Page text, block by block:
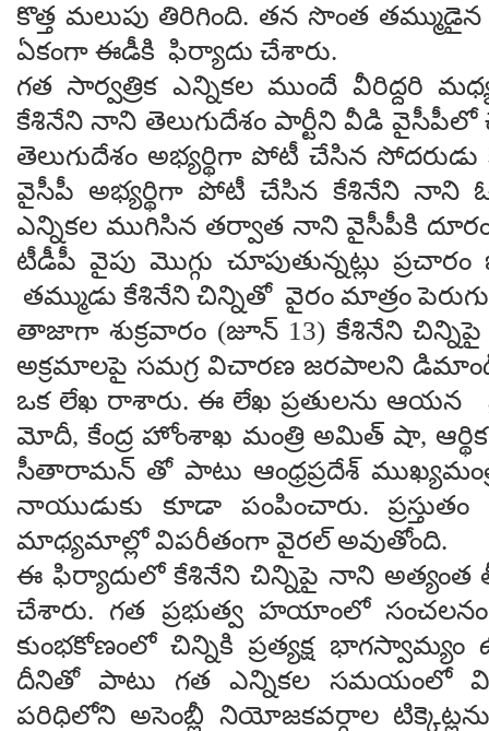
కొత్త మలుపు తిరిగింది. తన సొంత
ఏకంగా ఈడీకి ఫిర్యాదు చేశారు.
గత సార్వత్రిక ఎన్నికల ముందే వీరిద్దరి
కేశినేని నాని తెలుగుదేశం పార్టీని వీడి వైసీపీలో
తెలుగుదేశం అభ్యర్థిగా పోటీ చేసిన
వైసీపీ అభ్యర్థిగా పోటీ చేసిన కేశినేని నాని
ఎన్నికల ముగిసిన తర్వాత నాని వైసీపీకి
టీడీపీ వైపు మొగ్గు చూపుతున్నట్లు ప్రచారం
తమ్ముడు కేశినేని చిన్నితో వైరం మాత్రం
తాజాగా శుక్రవారం (జూన్ 13) కేశినేని
అక్రమాలపై సమగ్ర విచారణ జరపాలని
ఒక లేఖ రాశారు. ఈ లేఖ ప్రతులను ఆయన
మోదీ, కేంద్ర హోంశాఖ మంత్రి అమిత్ షా,
సీతారామన్ తో పాటు ఆంధ్రప్రదేశ్
నాయుడుకు కూడా పంపించారు.
మాధ్యమాల్లో విపరీతంగా వైరల్ అవుతోంది.
ఈ ఫిర్యాదులో కేశినేని చిన్నిపై నాని అత్యంత
చేశారు. గత ప్రభుత్వ హయాంలో సంచలనం
కుంభకోణంలో చిన్నికి ప్రత్యక్ష భాగస్వామ్యం
దీనితో పాటు గత ఎన్నికల సమయంలో
పరిధిలోని అసెంబ్లీ నియోజకవర్గాల